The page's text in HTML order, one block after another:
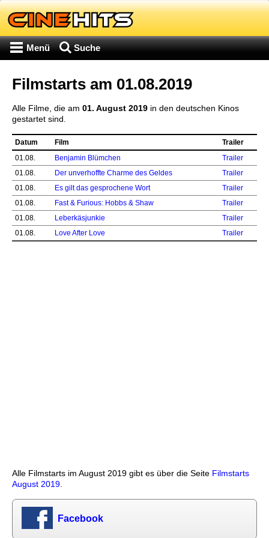
Menü Suche
Filmstarts am 01.08.2019
Alle Filme, die am 01. August 2019 in den deutschen Kinos
gestartet sind.
Datum Film
Trailer
01.08.
Benjamin Blümchen
Trailer
01.08.
Der unverhoffte Charme des Geldes
Trailer
01.08.
Es gilt das gesprochene Wort
Trailer
01.08.
Fast & Furious: Hobbs & Shaw
Trailer
01.08.
Leberkäsjunkie
Trailer
01.08.
Love After Love Trailer
Alle Filmstarts im August 2019 gibt es über die Seite Filmstarts
August 2019
Facebook